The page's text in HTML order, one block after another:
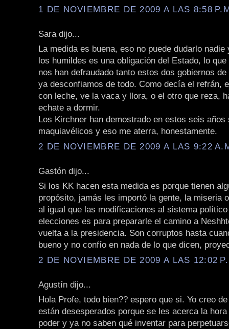
1 DE NOVIEMBRE DE 2009 A LAS 8:58
Sara dijo...
La medida es buena, eso no puede dudarlo nadie
los humildes es una obligación del Estado, lo
nos han defraudado tanto estos dos gobiernos
ya desconfiamos de todo. Como decía el refrán,
con leche, ve la vaca y llora, o el otro que reza,
echate a dormir.
Los Kirchner han demostrado en estos seis años
maquiavélicos y eso me aterra, honestamente.
2 DE NOVIEMBRE DE 2009 A LAS 9:22
Gastón dijo...
Si los KK hacen esta medida es porque tienen
propósito, jamás les importó la gente, la miseria
al igual que las modificaciones al sistema
elecciones es para prepararle el camino a
vuelta a la presidencia. Son corruptos hasta
bueno y no confío en nada de lo que dicen,
2 DE NOVIEMBRE DE 2009 A LAS 12:02
Agustín dijo...
Hola Profe, todo bien?? espero que si. Yo creo
están desesperados porque se les acerca la
poder y ya no saben qué inventar para